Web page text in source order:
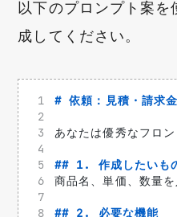
以下のプロンプト案
成してください。
# 依頼：見積・請求
あなたは優秀なフロ
## 1. 作成したいも
商品名、単価、数量
## 2. 必要な機能